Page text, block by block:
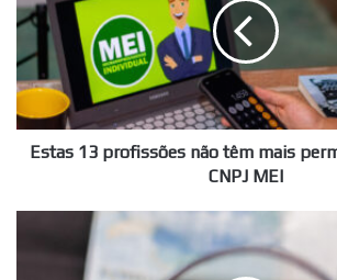
não
têm
mais
permissão
abrir
CNPJ
Estas 13 profissões não têm mais
CNPJ MEI